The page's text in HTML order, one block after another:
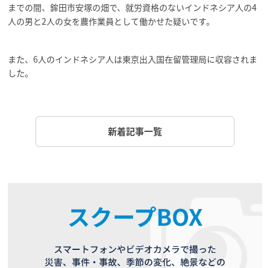
までの間、鉾田市安塚の畑で、就労資格のないインドネシア人の4
人の男と2人の女を農作業員として働かせた疑いです。
また、6人のインドネシア人は東京出入国在留管理局に収容されま
した。
新着記事一覧